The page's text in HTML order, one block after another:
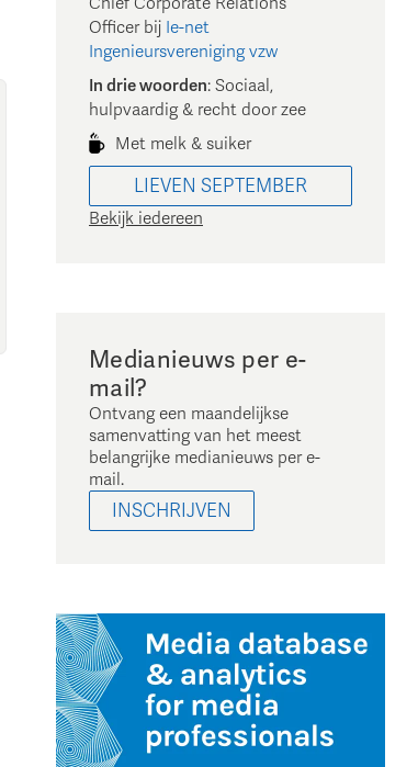
Officer bij Ie-net
Ingenieursvereniging vzw
In drie woorden: Sociaal,
hulpvaardig & recht door zee
Met melk & suiker
LIEVEN SEPTEMBER
Bekijk iedereen
Medianieuws per e-
mail?
Ontvang een maandelijkse
samenvatting van het meest
belangrijke medianieuws per e-
mail.
INSCHRIJVEN